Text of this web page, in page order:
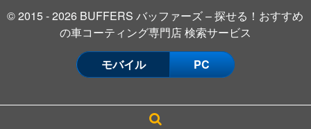
© 2015 - 2026 BUFFERS バッファーズ – 探せる！おすすめ
の車コーティング専門店 検索サービス
モバイル PC